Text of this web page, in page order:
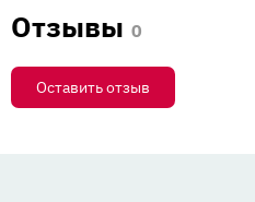
Отзывы 0
Оставить отзыв